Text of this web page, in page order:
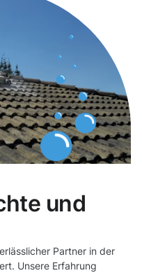
und
Partner in der
Unsere Erfahrung